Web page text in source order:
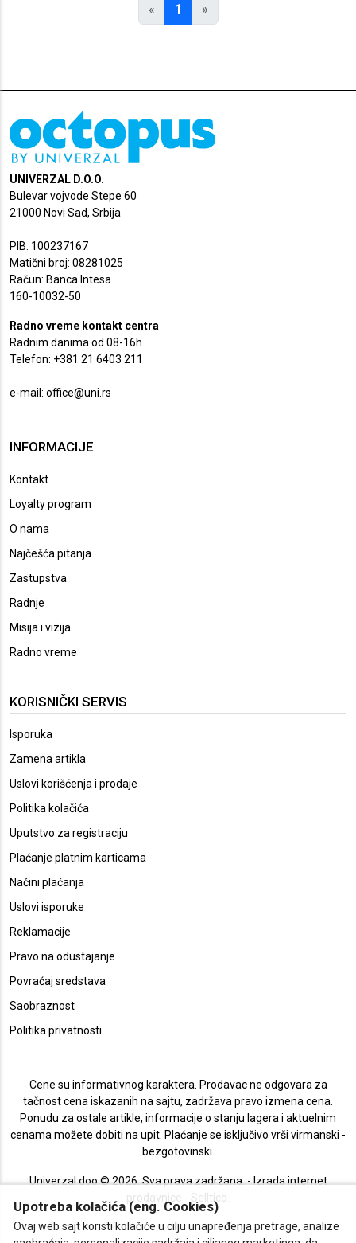
« 1 »
UNIVERZAL D.O.O.
Bulevar vojvode Stepe 60
21000 Novi Sad, Srbija
PIB: 100237167
Matični broj: 08281025
Račun: Banca Intesa
160-10032-50
Radno vreme kontakt centra
Radnim danima od 08-16h
Telefon: +381 21 6403 211
e-mail: office@uni.rs
INFORMACIJE
Kontakt
Loyalty program
O nama
Najčešća pitanja
Zastupstva
Radnje
Misija i vizija
Radno vreme
KORISNIČKI SERVIS
Isporuka
Zamena artikla
Uslovi korišćenja i prodaje
Politika kolačića
Uputstvo za registraciju
Plaćanje platnim karticama
Načini plaćanja
Uslovi isporuke
Reklamacije
Pravo na odustajanje
Povraćaj sredstava
Saobraznost
Politika privatnosti
Cene su informativnog karaktera. Prodavac ne odgovara za
tačnost cena iskazanih na sajtu, zadržava pravo izmena cena.
Ponudu za ostale artikle, informacije o stanju lagera i aktuelnim
cenama možete dobiti na upit. Plaćanje se isključivo vrši virmanski -
bezgotovinski.
Univerzal doo © 2026. Sva prava zadržana. -Izrada internet
prodavnice - Selltico.
Upotreba kolačića (eng. Cookies)
Ovaj web sajt koristi kolačiće u cilju unapređenja pretrage, analize